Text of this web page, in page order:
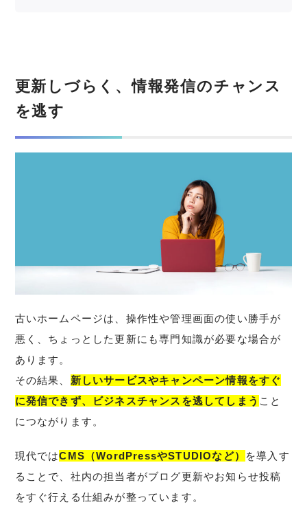
更新しづらく、情報発信のチャンス
を逃す
古いホームページは、操作性や管理画面の使い勝手が
悪く、ちょっとした更新にも専門知識が必要な場合が
あります。
その結果、 新しいサービスやキャンペーン情報をすぐ
に発信できず、ビジネスチャンスを逃してしまう こと
につながります。
現代ではCMS（WordPressやSTUDIOなど）
を導入す
ることで、社内の担当者がブログ更新やお知らせ投稿
をすぐ行える仕組みが整っています。